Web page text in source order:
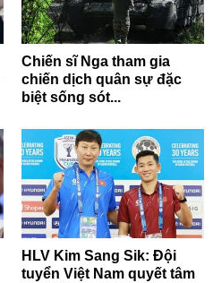
Chiến sĩ Nga tham gia
chiến dịch quân sự đặc
biệt sống sót...
HLV Kim Sang Sik: Đội
tuyển Việt Nam quyết tâm